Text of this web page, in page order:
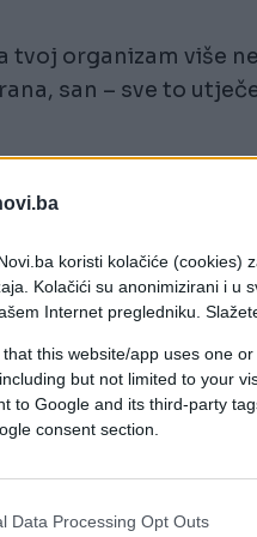
koristi kolačiće (cookies)
Kolačići su anonimizirani i u
Internet pregledniku.
that this website/app uses one
but not limited to your
to Google and its third-party
consent section.
Data Processing Opt Outs
tvoj organizam više
san – sve to
mučnine,
možda je vrijeme
jutarnja kava bez
nešto lagano